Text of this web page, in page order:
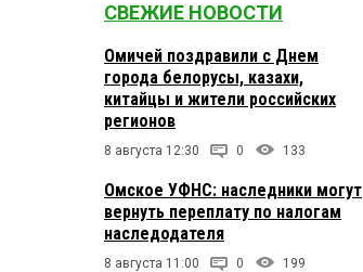
СВЕЖИЕ НОВОСТИ
Омичей поздравили с Днем
города белорусы, казахи,
китайцы и жители российских
регионов
8 августа 12:30 0 133
Омское УФНС: наследники могут
вернуть переплату по налогам
наследодателя
8 августа 11:00 0 199